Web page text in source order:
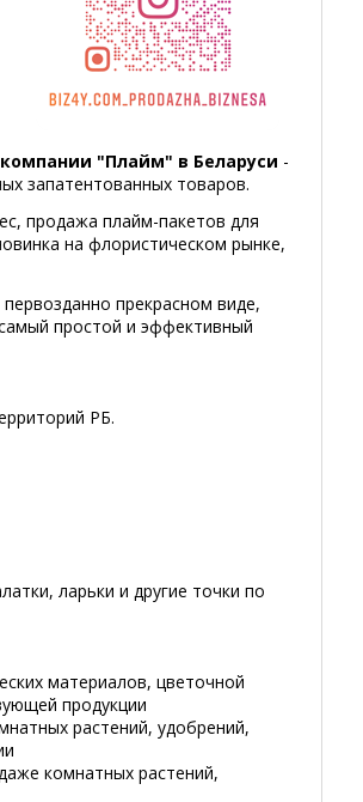
"Плайм" в Беларуси -
запатентованных товаров.
продажа плайм-пакетов для
на флористическом рынке,
прекрасном виде,
простой и эффективный
РБ.
ларьки и другие точки по
материалов, цветочной
продукции
растений, удобрений,
комнатных растений,